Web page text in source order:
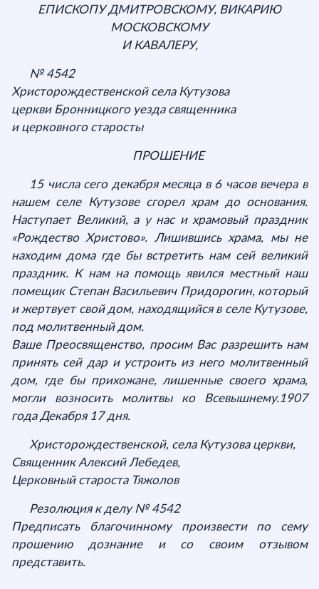
ЕПИСКОПУ ДМИТРОВСКОМУ, ВИКАРИЮ
МОСКОВСКОМУ
И КАВАЛЕРУ,
№ 4542
Христорождественской села Кутузова
церкви Бронницкого уезда священника
и церковного старосты
ПРОШЕНИЕ
15 числа сего декабря месяца в 6 часов вечера в
нашем селе Кутузове сгорел храм до основания.
Наступает Великий, а у нас и храмовый праздник
«Рождество Христово». Лишившись храма, мы не
находим дома где бы встретить нам сей великий
праздник. К нам на помощь явился местный наш
помещик Степан Васильевич Придорогин, который
и жертвует свой дом, находящийся в селе Кутузове,
под молитвенный дом.
Ваше Преосвященство, просим Вас разрешить нам
принять сей дар и устроить из него молитвенный
дом, где бы прихожане, лишенные своего храма,
могли возносить молитвы ко Всевышнему.1907
года Декабря 17 дня.
Христорождественской, села Кутузова церкви,
Священник Алексий Лебедев,
Церковный староста Тяжолов
Резолюция к делу № 4542
Предписать благочинному произвести по сему
прошению дознание и со своим отзывом
представить.